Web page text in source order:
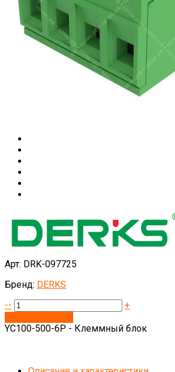
Арт. DRK-097725
Бренд: DERKS
--
+
YC100-500-6P - Клеммный блок